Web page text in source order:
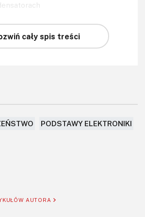
cały spis treści
PODSTAWY ELEKTRONIKI
AUTORA